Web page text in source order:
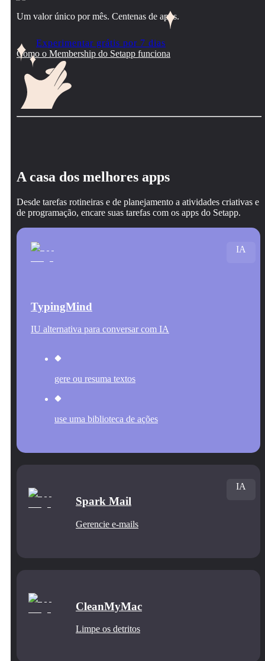
Um valor único por mês. Centenas de apps.
Experimentar grátis por 7 dias
Como o Membership do Setapp funciona
A casa dos melhores apps
Desde tarefas rotineiras e de planejamento a atividades criativas e
de programação, encare suas tarefas com os apps do Setapp.
TypingMind
IU alternativa para conversar com IA
gere ou resuma textos
use uma biblioteca de ações
IA
Spark Mail
Gerencie e‑mails
IA
CleanMyMac
Limpe os detritos